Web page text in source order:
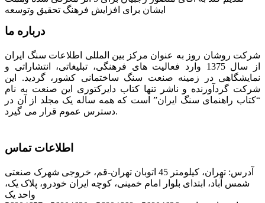
ایشان برای افزایش فرهنگ تحقیق وتوسعه
درباره ما
شرکت روشان روز به عنوان مرکز بین المللی اطلاعات سنگ ایران
از سال 1375 وارد فعالیت های فرهنگی، تبلیغاتی، انتشاراتی و
نمایشگاهی در زمینه صنعت سنگ ساختمانی کشور، گردید. این
شرکت گردآورنده و ناشر تنها کتاب دایرکتوری این صنعت به نام
“کتاب راهنمای سنگ ایران” است که همه ساله یک مجلد از آن در
دسترس عموم قرار می گیرد.
اطلاعات تماس
آدرس: تهران، کیلومتر 45 اتوبان تهران-قم، خروجی شهرک صنعتی
شمس آباد، ابتدای بلوار امام خمینی، کوچه ایران خودرو، پلاک یک،
واحد یک